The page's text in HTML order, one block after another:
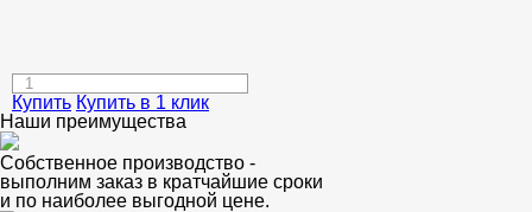
Купить Купить в 1 клик
Наши преимущества
Собственное производство -
выполним заказ в кратчайшие сроки
и по наиболее выгодной цене.